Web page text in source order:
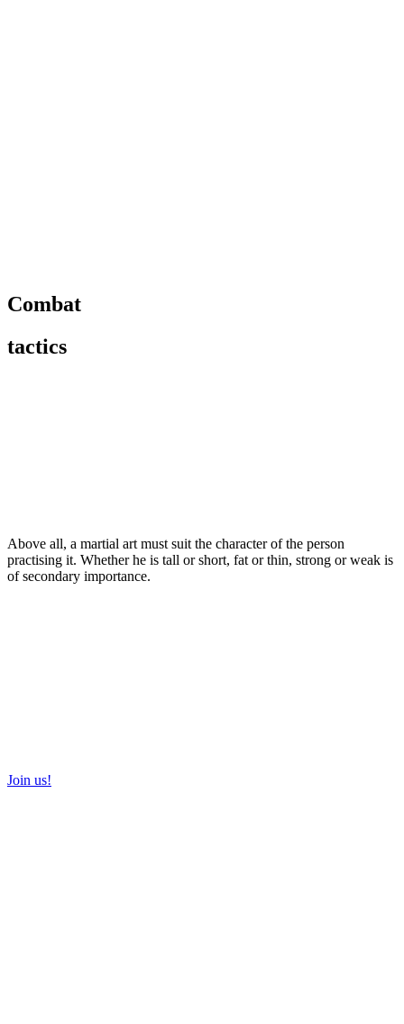
Combat
tactics
Above all, a martial art must suit the character of the person
practising it. Whether he is tall or short, fat or thin, strong or weak is
of secondary importance.
Join us!